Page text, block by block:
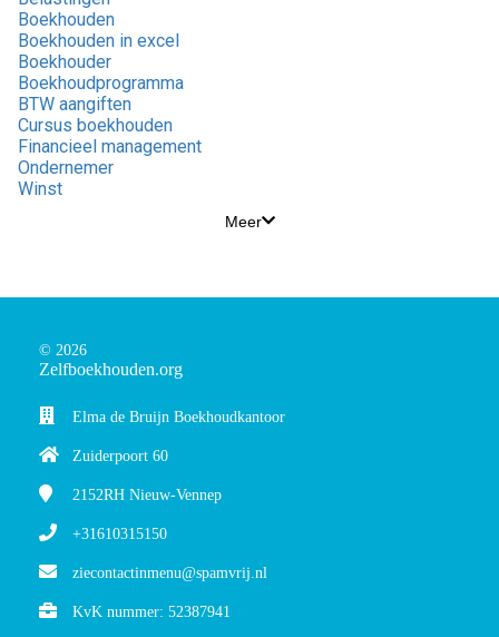
Boekhouden
Boekhouden in excel
Boekhouder
Boekhoudprogramma
BTW aangiften
Cursus boekhouden
Financieel management
Ondernemer
Winst
Meer
© 2026
Zelfboekhouden.org
Elma de Bruijn Boekhoudkantoor
Zuiderpoort 60
2152RH Nieuw-Vennep
+31610315150
ziecontactinmenu@spamvrij.nl
KvK nummer: 52387941